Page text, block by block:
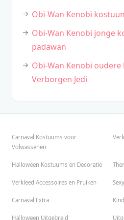
Obi-Wan Kenobi
Obi-Wan Kenobi jonge
padawan
Obi-Wan Kenobi
Verborgen Jedi
Carnaval Kostuums voor
Volwassenen
Halloween Kostuums en Decoratie
Verkleed Accessoires en Pruiken
Carnaval Extra
Halloween Uitgebreid